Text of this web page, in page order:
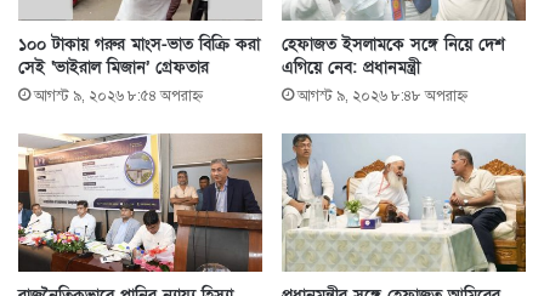
১০০ টাকায় গরুর মাংস-ভাত বিক্রি করা
সেই ‘ভাইরাল মিজান’ গ্রেফতার
আগস্ট ৯, ২০২৬ ৮:৫৪ অপরাহ্ণ
হেফাজত ইসলামকে সঙ্গে নিয়ে দেশ
এগিয়ে নেব: প্রধানমন্ত্রী
আগস্ট ৯, ২০২৬ ৮:৪৮ অপরাহ্ণ